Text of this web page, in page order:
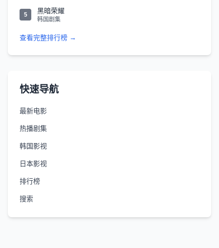
5 黑暗荣耀
韩国剧集
查看完整排行榜 →
快速导航
最新电影
热播剧集
韩国影视
日本影视
排行榜
搜索